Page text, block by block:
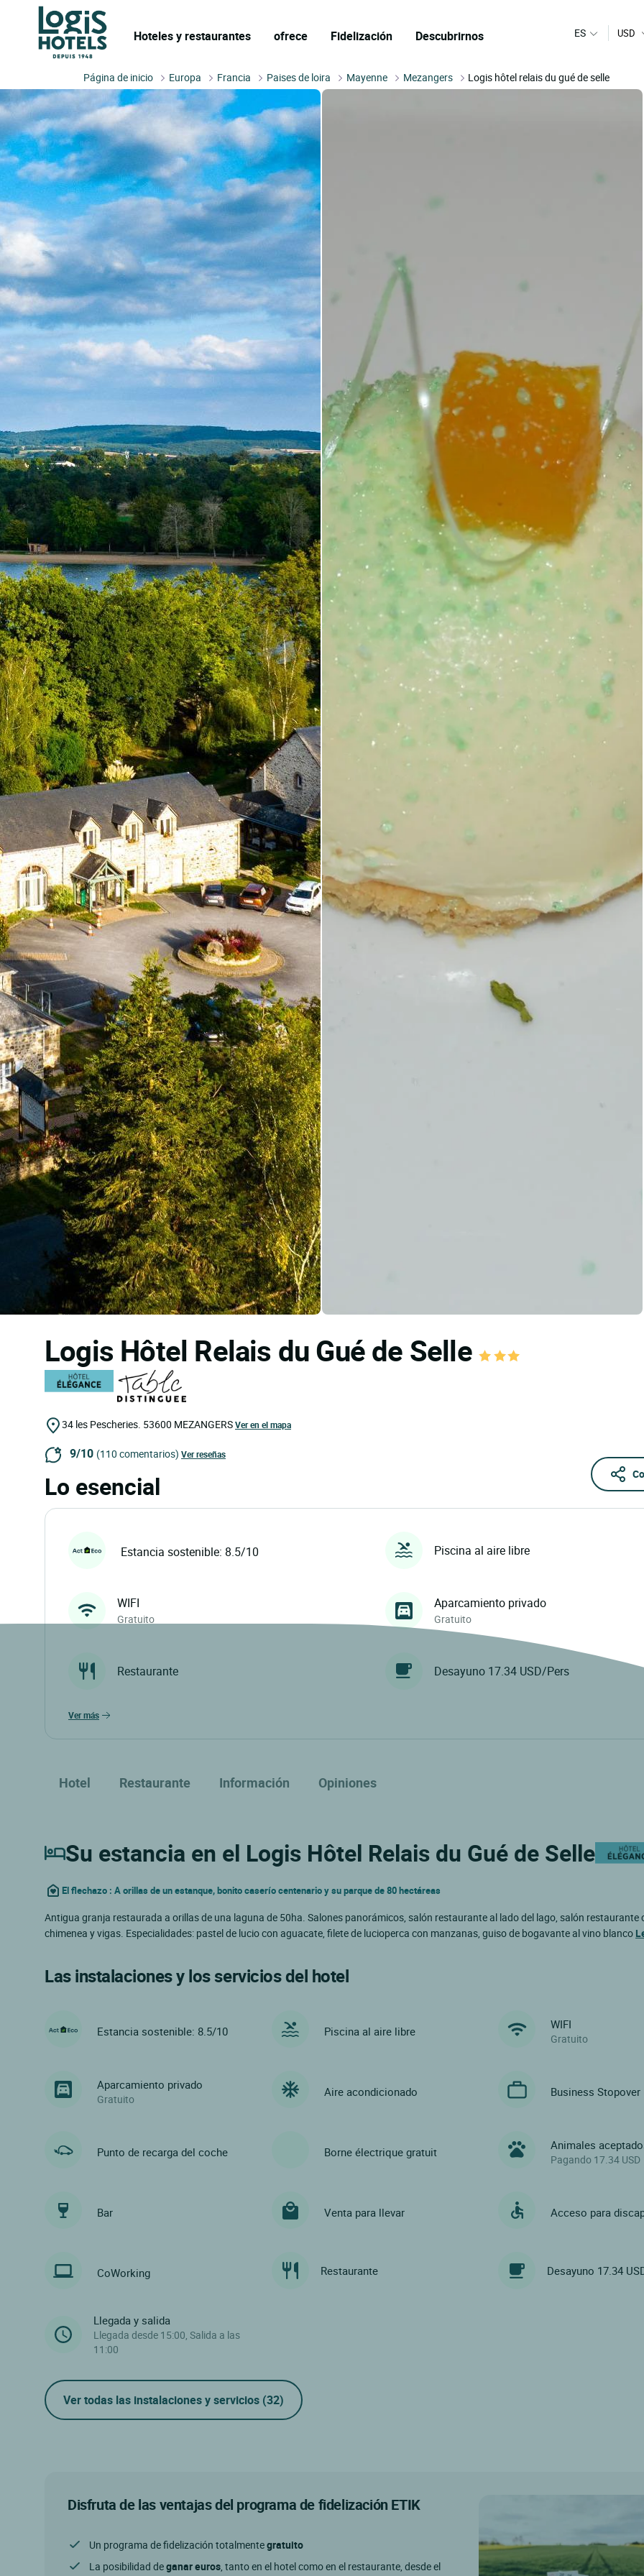
Hoteles y restaurantes ofrece Fidelización Descubrirnos ES USD
Página de inicio Europa Francia Paises de loira Mayenne Mezangers Logis hôtel relais du gué de selle
Logis Hôtel Relais du Gué de Selle
34 les Pescheries. 53600 MEZANGERSVer en el mapa
9/10 (110 comentarios) Ver reseñas
Lo esencial
Estancia sostenible: 8.5/10 Piscina al aire libre
WIFI
Gratuito
Aparcamiento privado
Gratuito
Restaurante Desayuno 17.34 USD/Pers
ver más
Hotel Restaurante Información Opiniones
Su estancia en el Logis Hôtel Relais du Gué de Selle
El flechazo : A orillas de un estanque, bonito caserío centenario y su parque de 80 hectáreas
Antigua granja restaurada a orillas de una laguna de 50ha. Salones panorámicos, salón restaurante al lado del lago, salón restaurante
chimenea y vigas. Especialidades: pastel de lucio con aguacate, filete de lucioperca con manzanas, guiso de bogavante al vino blanco
Las instalaciones y los servicios del hotel
Estancia sostenible: 8.5/10 Piscina al aire libre WIFI
Gratuito
Aparcamiento privado
Gratuito
Aire acondicionado Business Stopover
Punto de recarga del coche Borne électrique gratuit Animales
Pagando 17.34 USD
Bar Venta para llevar Acceso para
CoWorking Restaurante Desayuno 17.34
Llegada y salida
Llegada desde 15:00, Salida a las
11:00
Ver todas las instalaciones y servicios (32)
Disfruta de las ventajas del programa de fidelización ETIK
Un programa de fidelización totalmentegratuito
La posibilidad deganar euros, tanto en el hotel como en el restaurante, desde el